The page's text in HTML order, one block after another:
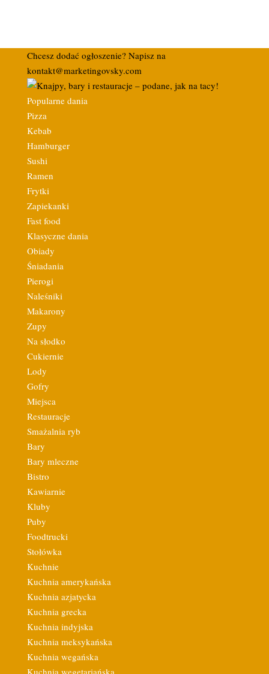
Chcesz dodać ogłoszenie? Napisz na
kontakt@marketingovsky.com
Popularne dania
Pizza
Kebab
Hamburger
Sushi
Ramen
Frytki
Zapiekanki
Fast food
Klasyczne dania
Obiady
Śniadania
Pierogi
Naleśniki
Makarony
Zupy
Na słodko
Cukiernie
Lody
Gofry
Miejsca
Restauracje
Smażalnia ryb
Bary
Bary mleczne
Bistro
Kawiarnie
Kluby
Puby
Foodtrucki
Stołówka
Kuchnie
Kuchnia amerykańska
Kuchnia azjatycka
Kuchnia grecka
Kuchnia indyjska
Kuchnia meksykańska
Kuchnia wegańska
Kuchnia wegetariańska